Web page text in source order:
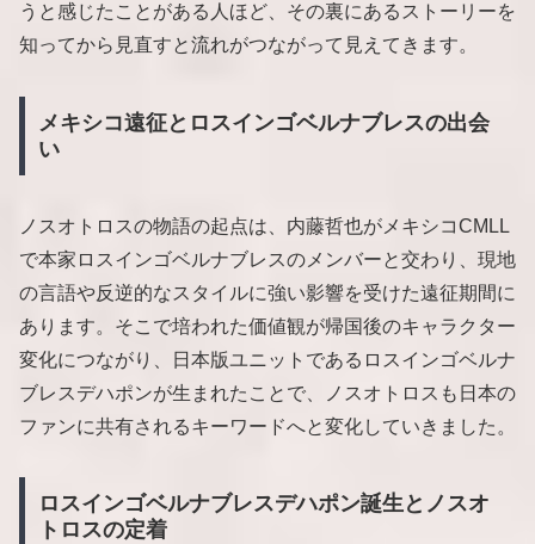
うと感じたことがある人ほど、その裏にあるストーリーを
知ってから見直すと流れがつながって見えてきます。
メキシコ遠征とロスインゴベルナブレスの出会
い
ノスオトロスの物語の起点は、内藤哲也がメキシコCMLL
で本家ロスインゴベルナブレスのメンバーと交わり、現地
の言語や反逆的なスタイルに強い影響を受けた遠征期間に
あります。そこで培われた価値観が帰国後のキャラクター
変化につながり、日本版ユニットであるロスインゴベルナ
ブレスデハポンが生まれたことで、ノスオトロスも日本の
ファンに共有されるキーワードへと変化していきました。
ロスインゴベルナブレスデハポン誕生とノスオ
トロスの定着